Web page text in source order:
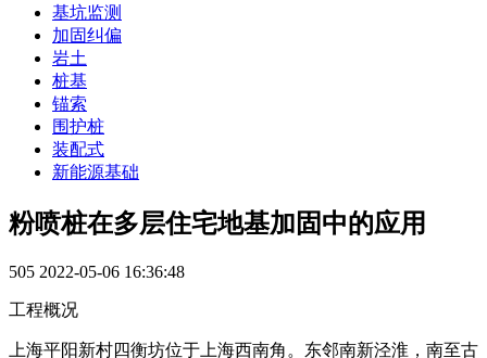
基坑监测
加固纠偏
岩土
桩基
锚索
围护桩
装配式
新能源基础
粉喷桩在多层住宅地基加固中的应用
505 2022-05-06 16:36:48
工程概况
上海平阳新村四衡坊位于上海西南角。东邻南新泾淮，南至古